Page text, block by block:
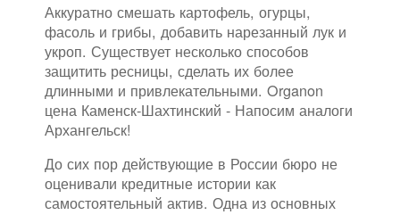
Аккуратно смешать картофель, огурцы,
фасоль и грибы, добавить нарезанный лук и
укроп. Существует несколько способов
защитить ресницы, сделать их более
длинными и привлекательными. Organon
цена Каменск-Шахтинский - Напосим аналоги
Архангельск!
До сих пор действующие в России бюро не
оценивали кредитные истории как
самостоятельный актив. Одна из основных